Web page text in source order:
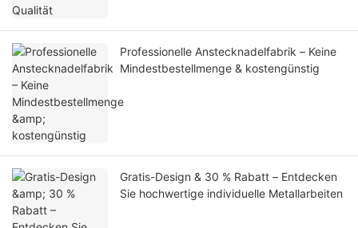
Professionelle Anstecknadelfabrik – Keine
Mindestbestellmenge & kostengünstig
Gratis-Design & 30 % Rabatt – Entdecken
Sie hochwertige individuelle Metallarbeiten